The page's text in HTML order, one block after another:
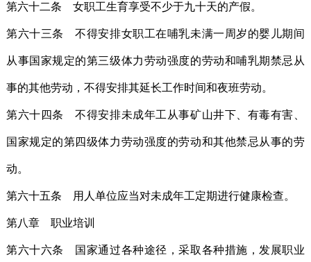
第六十二条 女职工生育享受不少于九十天的产假。
第六十三条 不得安排女职工在哺乳未满一周岁的婴儿期间
从事国家规定的第三级体力劳动强度的劳动和哺乳期禁忌从
事的其他劳动，不得安排其延长工作时间和夜班劳动。
第六十四条 不得安排未成年工从事矿山井下、有毒有害、
国家规定的第四级体力劳动强度的劳动和其他禁忌从事的劳
动。
第六十五条 用人单位应当对未成年工定期进行健康检查。
第八章 职业培训
第六十六条 国家通过各种途径，采取各种措施，发展职业